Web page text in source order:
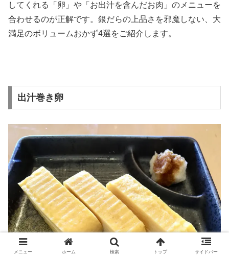
してくれる「卵」や「お出汁を含んだお肉」のメニューを
合わせるのが正解です。銀だらの上品さを邪魔しない、大
満足のボリュームおかず4選をご紹介します。
出汁巻き卵
メニュー ホーム 検索 トップ サイドバー